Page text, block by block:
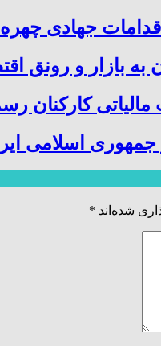
اقدامات جهادی
به بازار و رونق
مالیاتی
اسلامی ایران
شده‌اند *